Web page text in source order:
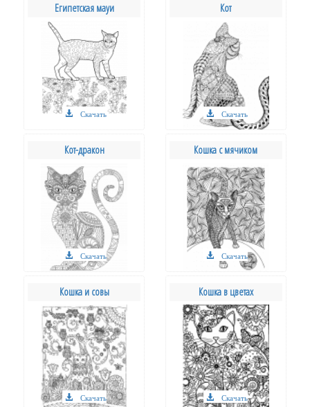
Египетская мауи
Скачать
Кот
Скачать
Кот-дракон
Скачать
Кошка с мячиком
Скачать
Кошка и совы
Скачать
Кошка в цветах
Скачать